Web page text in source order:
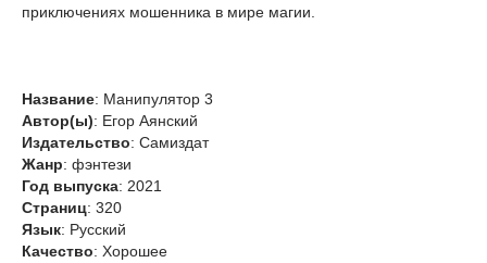
приключениях мошенника в мире магии.
Название: Манипулятор 3
Автор(ы): Егор Аянский
Издательство: Самиздат
Жанр: фэнтези
Год выпуска: 2021
Страниц: 320
Язык: Русский
Качество: Хорошее